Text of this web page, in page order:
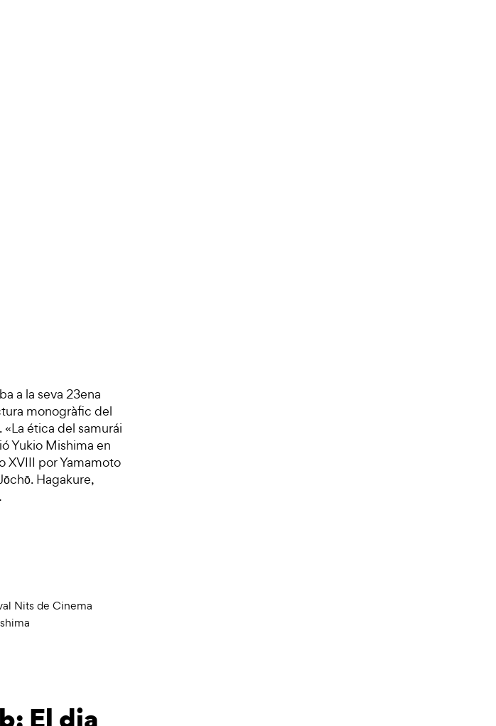
a la seva 23ena
monogràfic del
ética del samurái
Yukio Mishima en
XVIII por Yamamoto
Hagakure,
Nits de Cinema
El dia